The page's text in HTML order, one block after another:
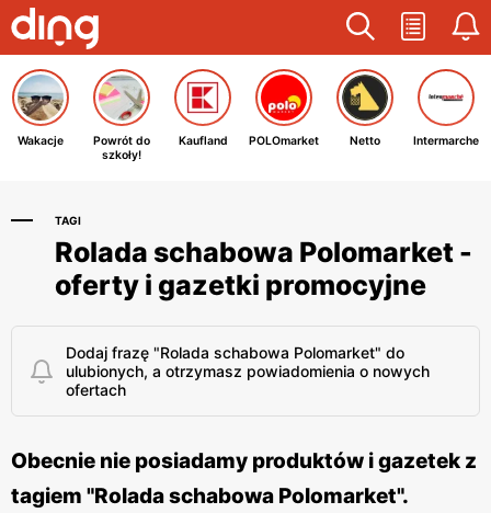
Wakacje
Powrót do
szkoły!
Kaufland POLOmarket Netto Intermarche
TAGI
Rolada schabowa Polomarket -
oferty i gazetki promocyjne
Dodaj frazę "Rolada schabowa Polomarket" do
ulubionych, a otrzymasz powiadomienia o nowych
ofertach
Obecnie nie posiadamy produktów i gazetek z
tagiem "Rolada schabowa Polomarket".